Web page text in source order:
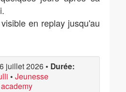
en replay jusqu'au
6 juillet 2026 • Durée:
• Jeunesse